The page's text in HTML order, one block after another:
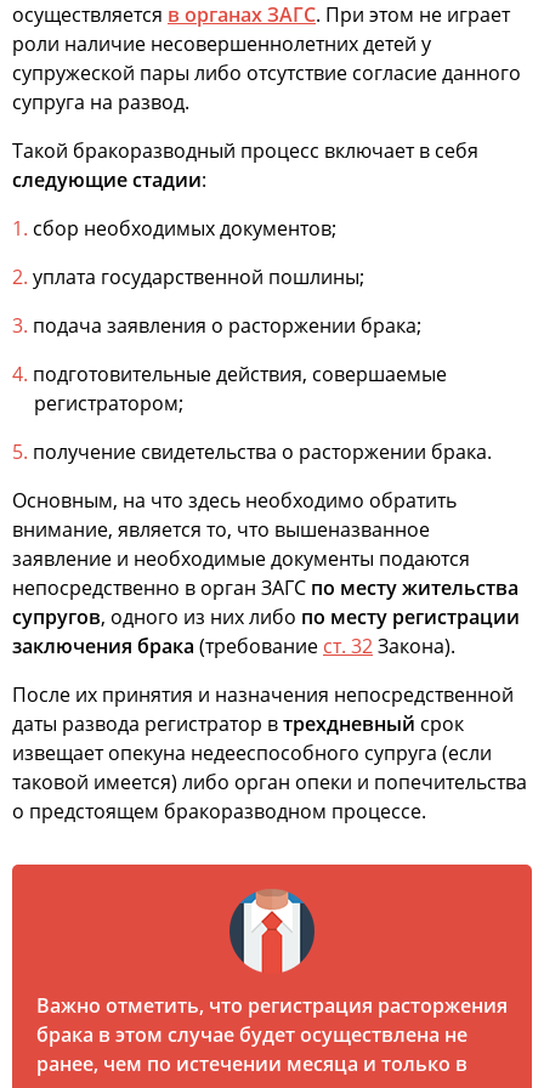
осуществляется в органах ЗАГС. При этом не играет
роли наличие несовершеннолетних детей у
супружеской пары либо отсутствие согласие данного
супруга на развод.
Такой бракоразводный процесс включает в себя
следующие стадии:
сбор необходимых документов;
уплата государственной пошлины;
подача заявления о расторжении брака;
подготовительные действия, совершаемые
регистратором;
получение свидетельства о расторжении брака.
Основным, на что здесь необходимо обратить
внимание, является то, что вышеназванное
заявление и необходимые документы подаются
непосредственно в орган ЗАГС по месту жительства
супругов, одного из них либо по месту регистрации
заключения брака (требование ст. 32Закона).
После их принятия и назначения непосредственной
даты развода регистратор втрехдневный срок
извещает опекуна недееспособного супруга (если
таковой имеется) либо орган опеки и попечительства
о предстоящем бракоразводном процессе.
Важно отметить, что регистрация расторжения
брака в этом случае будет осуществлена не
ранее, чем по истечении месяца и только в